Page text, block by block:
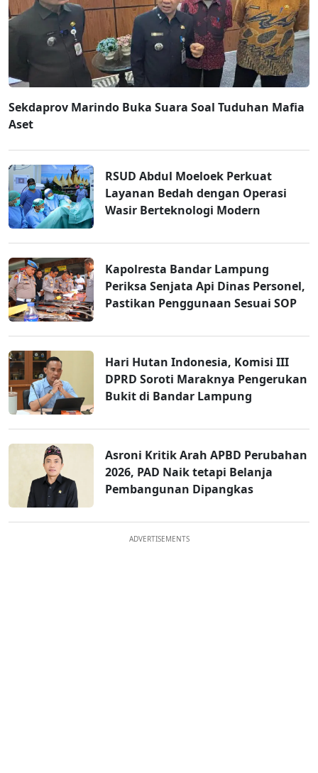
Sekdaprov Marindo Buka Suara Soal Tuduhan Mafia
Aset
RSUD Abdul Moeloek Perkuat
Layanan Bedah dengan Operasi
Wasir Berteknologi Modern
Kapolresta Bandar Lampung
Periksa Senjata Api Dinas Personel,
Pastikan Penggunaan Sesuai SOP
Hari Hutan Indonesia, Komisi III
DPRD Soroti Maraknya Pengerukan
Bukit di Bandar Lampung
Asroni Kritik Arah APBD Perubahan
2026, PAD Naik tetapi Belanja
Pembangunan Dipangkas
ADVERTISEMENTS